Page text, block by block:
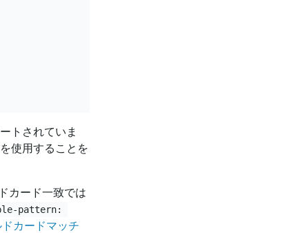
トされていま
使用することを
カード一致では
pattern:
ドカードマッチ